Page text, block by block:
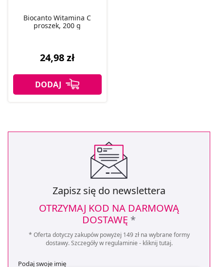
Biocanto Witamina C
proszek, 200 g
24,98 zł
Zapisz się do newslettera
OTRZYMAJ KOD NA DARMOWĄ
DOSTAWĘ *
* Oferta dotyczy zakupów powyżej 149 zł na wybrane formy
dostawy. Szczegóły w regulaminie - kliknij tutaj.
Podaj swoje imię